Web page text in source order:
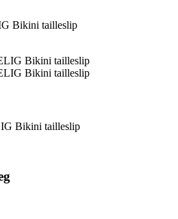
Bikini tailleslip
Bikini tailleslip